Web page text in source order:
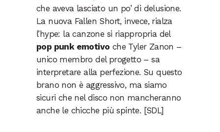
che aveva lasciato un po’ di delusione.
La nuova Fallen Short, invece, rialza
l’hype: la canzone si riappropria del
pop punk emotivo che Tyler Zanon –
unico membro del progetto – sa
interpretare alla perfezione. Su questo
brano non è aggressivo, ma siamo
sicuri che nel disco non mancheranno
anche le chicche più spinte. [SDL]